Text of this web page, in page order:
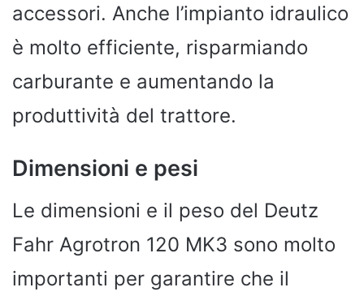
accessori. Anche l’impianto idraulico
è molto efficiente, risparmiando
carburante e aumentando la
produttività del trattore.
Dimensioni e pesi
Le dimensioni e il peso del Deutz
Fahr Agrotron 120 MK3 sono molto
importanti per garantire che il